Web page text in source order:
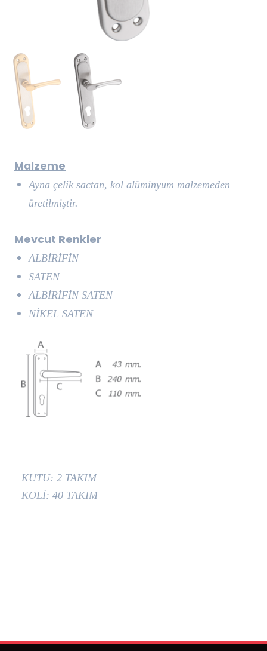
Malzeme
Ayna çelik sactan, kol alüminyum malzemeden
üretilmiştir.
Mevcut Renkler
ALBİRİFİN
SATEN
ALBİRİFİN SATEN
NİKEL SATEN
KUTU: 2 TAKIM
KOLİ: 40 TAKIM